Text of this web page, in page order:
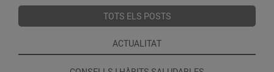
TOTS ELS POSTS
ACTUALITAT